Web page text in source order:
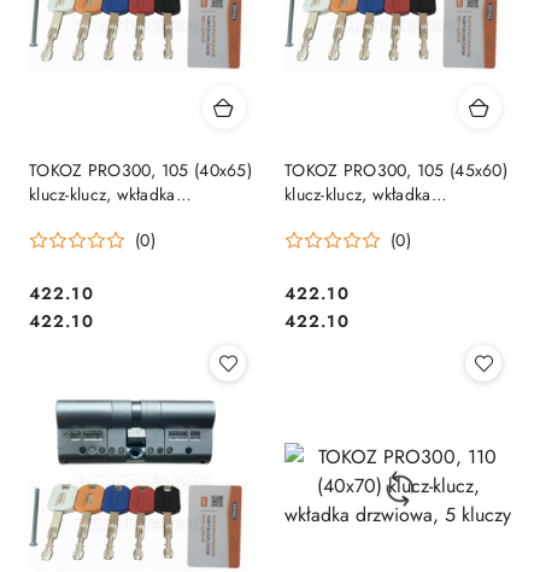
TOKOZ PRO300, 105 (40x65)
klucz-klucz, wkładka
(0)
Cena:
422.10
Cena:
422.10
TOKOZ PRO300, 105 (45x60)
klucz-klucz, wkładka
(0)
Cena:
422.10
Cena:
422.10